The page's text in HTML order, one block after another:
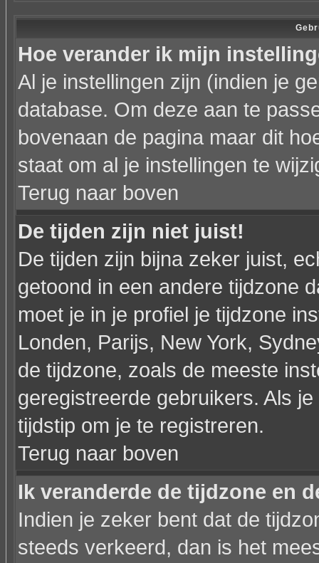
Hoe verander ik mijn
Al je instellingen zijn (indien je
database. Om deze aan te
bovenaan de pagina maar dit
staat om al je instellingen te
Terug naar boven
De tijden zijn niet juist!
De tijden zijn bijna zeker juist,
getoond in een andere tijdzone
moet je in je profiel je tijdzone
Londen, Parijs, New York,
de tijdzone, zoals de meeste
geregistreerde gebruikers. Als
tijdstip om je te registreren.
Terug naar boven
Ik veranderde de tijdzone en
Indien je zeker bent dat de
steeds verkeerd, dan is het